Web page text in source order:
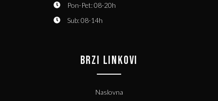
Pon-Pet: 08-20h
Sub: 08-14h
BRZI LINKOVI
Naslovna